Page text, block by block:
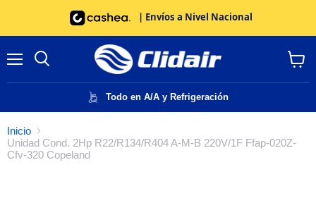
| Envíos a Nivel Nacional
Todo en A/A y Refrigeración
carrito
Inicio
Unidad Cond. 2Hp R22/R134/R404 A-M-B 220V/1F Ffap-020Z-
Cfv-320 Copeland